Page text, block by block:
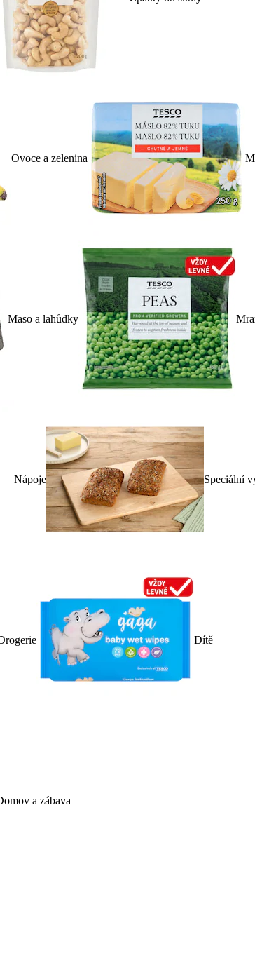
Ovoce a zelenina
Maso a lahůdky
Nápoje Speciální
Dítě
a zábava